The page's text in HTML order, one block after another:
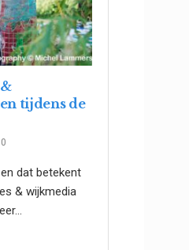
tijdens de
0
dat betekent
& wijkmedia